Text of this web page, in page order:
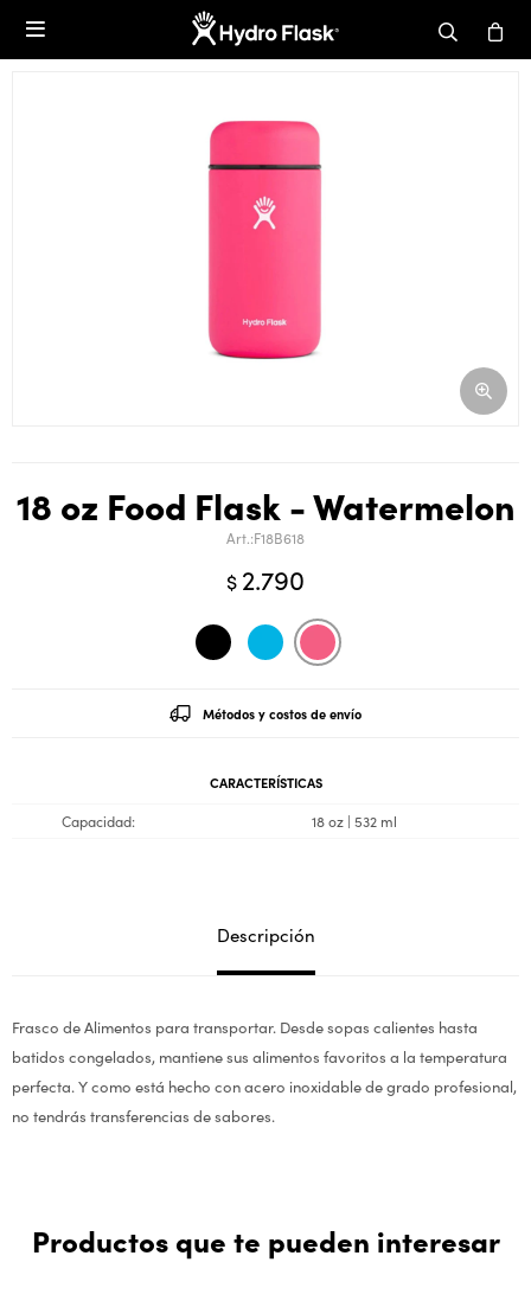

18 oz Food Flask - Watermelon
F18B618
$ 2.790
Métodos y costos de envío
CARACTERÍSTICAS
Capacidad 18 oz | 532 ml
Descripción
Frasco de Alimentos para transportar. Desde sopas calientes hasta
batidos congelados, mantiene sus alimentos favoritos a la temperatura
perfecta. Y como está hecho con acero inoxidable de grado profesional,
no tendrás transferencias de sabores.
Productos que te pueden interesar